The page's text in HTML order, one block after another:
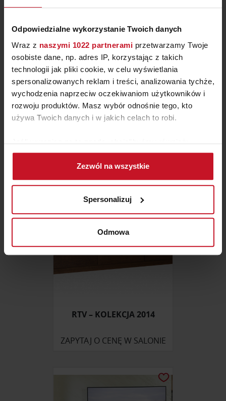
Odpowiedzialne wykorzystanie Twoich danych
Wraz z naszymi 1022 partnerami przetwarzamy Twoje
osobiste dane, np. adres IP, korzystając z takich
technologii jak pliki cookie, w celu wyświetlania
spersonalizowanych reklam i treści, analizowania tychże,
wychodzenia naprzeciw oczekiwaniom użytkowników i
rozwoju produktów. Masz wybór odnośnie tego, kto
używa Twoich danych i w jakich celach to robi.
Jeśli wyrazisz na to zgodę, chcielibyśmy również:
Gromadzić dane dotyczące Twojej lokalizacji
geograficznej z dokładnością nawet do kilku metrów
Identyfikować Twoje urządzenie, aktywnie
(fingerprinting, czyli wirtualny odcisk palca)
Dowiedz się więcej odnośnie tego, jak Twoje osobiste
dane są przetwarzane oraz ustaw własne preferencje w
zmienić lub wycofać swoją zgodę w dowolnej chwili.
korzystasz z naszej witryny, udostępniamy partnerom
Partnerzy mogą połączyć te informacje z innymi danymi
Zezwól na wszystkie
Spersonalizuj
Odmowa
OD1 700 ZŁ
RTV – KOLEKCJA 2014
ZAPYTAJ O CENĘ W SALONIE